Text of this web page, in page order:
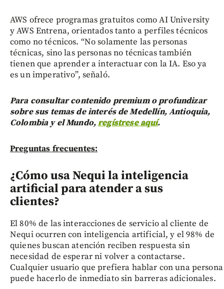
AWS ofrece programas gratuitos como AI University
y AWS Entrena, orientados tanto a perfiles técnicos
como no técnicos. “No solamente las personas
técnicas, sino las personas no técnicas también
tienen que aprender a interactuar con la IA. Eso ya
es un imperativo”, señaló.
Para consultar contenido premium o profundizar
sobre sus temas de interés de Medellín, Antioquia,
Colombia y el Mundo,regístrese aquí.
Preguntas frecuentes:
¿Cómo usa Nequi la inteligencia
artificial para atender a sus
clientes?
El 80% de las interacciones de servicio al cliente de
Nequi ocurren con inteligencia artificial, y el 98% de
quienes buscan atención reciben respuesta sin
necesidad de esperar ni volver a contactarse.
Cualquier usuario que prefiera hablar con una persona
puede hacerlo de inmediato sin barreras adicionales.